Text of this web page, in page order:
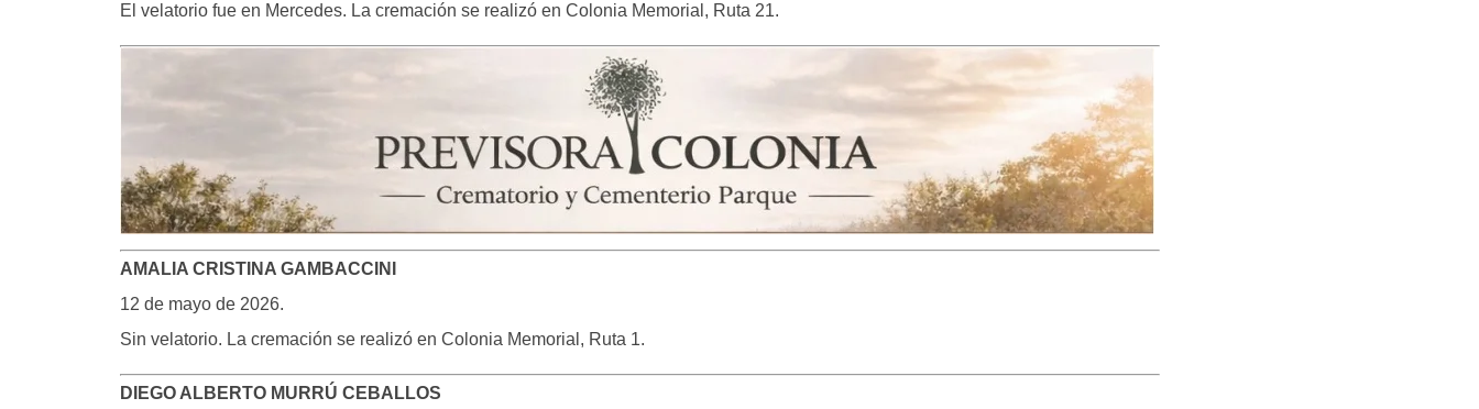
El velatorio fue en Mercedes. La cremación se realizó en Colonia Memorial, Ruta 21.
AMALIA CRISTINA GAMBACCINI
12 de mayo de 2026.
Sin velatorio. La cremación se realizó en Colonia Memorial, Ruta 1.
DIEGO ALBERTO MURRÚ CEBALLOS